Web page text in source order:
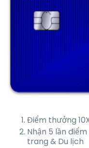
Điểm thưởng
Nhận 5 lần
trang & Du lịch